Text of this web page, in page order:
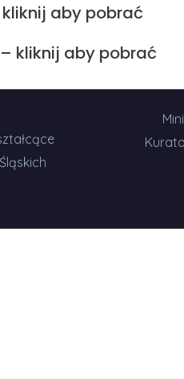
aby pobrać
– kliknij aby pobrać